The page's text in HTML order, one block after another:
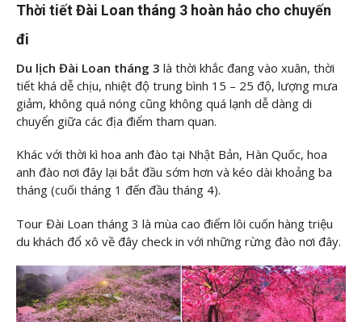
Thời tiết Đài Loan tháng 3 hoàn hảo cho chuyến
đi
Du lịch Đài Loan tháng 3 là thời khắc đang vào xuân, thời
tiết khá dễ chịu, nhiệt độ trung bình 15 – 25 độ, lượng mưa
giảm, không quá nóng cũng không quá lạnh dễ dàng di
chuyển giữa các địa điểm tham quan.
Khác với thời kì hoa anh đào tại Nhật Bản, Hàn Quốc, hoa
anh đào nơi đây lại bắt đầu sớm hơn và kéo dài khoảng ba
tháng (cuối tháng 1 đến đầu tháng 4).
Tour Đài Loan tháng 3 là mùa cao điểm lôi cuốn hàng triệu
du khách đổ xô về đây check in với những rừng đào nơi đây.